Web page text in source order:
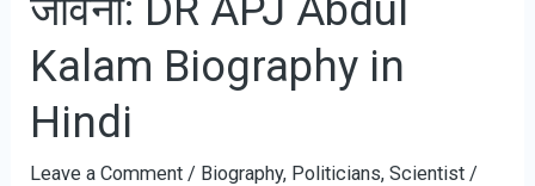
जीवन
Narendra
Modi
जीवनी: DR APJ Abdul
Kalam Biography in
Hindi
Leave a Comment / Biography, Politicians,Scientist /